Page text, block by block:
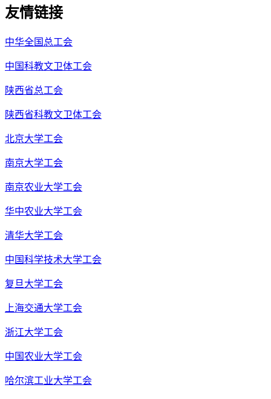
友情链接
中华全国总工会
中国科教文卫体工会
陕西省总工会
陕西省科教文卫体工会
北京大学工会
南京大学工会
南京农业大学工会
华中农业大学工会
清华大学工会
中国科学技术大学工会
复旦大学工会
上海交通大学工会
浙江大学工会
中国农业大学工会
哈尔滨工业大学工会